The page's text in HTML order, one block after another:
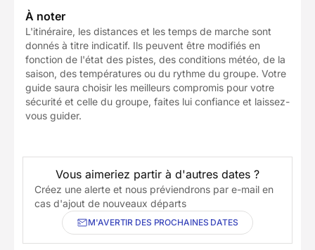
À noter
L'itinéraire, les distances et les temps de marche sont
donnés à titre indicatif. Ils peuvent être modifiés en
fonction de l'état des pistes, des conditions météo, de la
saison, des températures ou du rythme du groupe. Votre
guide saura choisir les meilleurs compromis pour votre
sécurité et celle du groupe, faites lui confiance et laissez-
vous guider.
Vous aimeriez partir à d'autres dates ?
Créez une alerte et nous préviendrons par e-mail en
cas d'ajout de nouveaux départs
M'AVERTIR DES PROCHAINES DATES